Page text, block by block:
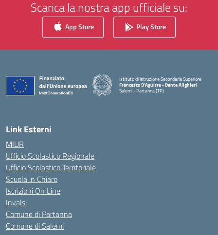
Scarica la nostra app ufficiale su:
App Store Play Store
Istituto di Istruzione Secondaria Superiore
Francesco D'Aguirre - Dante Alighieri
Salemi - Partanna (TP)
Link Esterni
MIUR
Ufficio Scolastico Regionale
Ufficio Scolastico Territoriale
Scuola in Chiaro
Iscrizioni On Line
Invalsi
Comune di Partanna
Comune di Salemi